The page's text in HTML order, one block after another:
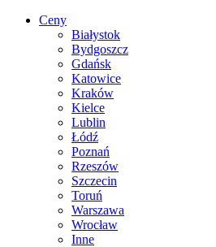
Ceny
Białystok
Bydgoszcz
Gdańsk
Katowice
Kraków
Kielce
Lublin
Łódź
Poznań
Rzeszów
Szczecin
Toruń
Warszawa
Wrocław
Inne